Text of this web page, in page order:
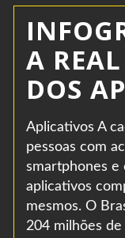
A
DOS
Aplicativos A
pessoas com
smartphones e
aplicativos
mesmos. O
204 milhões